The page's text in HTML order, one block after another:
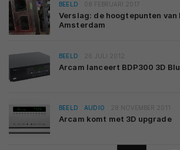
BEELD 08 FEBRUARI 2017
Verslag: de hoogtepunten van
Amsterdam
BEELD 26 JULI 2012
Arcam lanceert BDP300 3D
BEELD AUDIO 28 NOVEMBER 2011
Arcam komt met 3D upgrade